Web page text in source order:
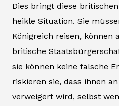
Dies bringt diese
heikle Situation. Sie
Königreich reisen, können
britische
sie können keine falsche
riskieren sie, dass ihnen
verweigert wird, selbst